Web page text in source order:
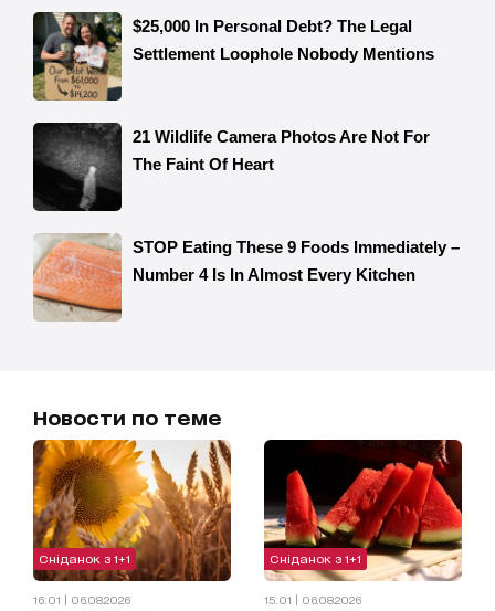
Новости по теме
Сніданок з 1+1
16:01 | 06.08.2026
Сніданок з 1+1
15:01 | 06.08.2026